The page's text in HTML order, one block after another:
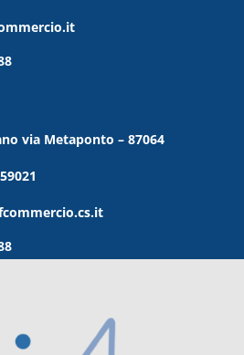
via Metaponto – 87064